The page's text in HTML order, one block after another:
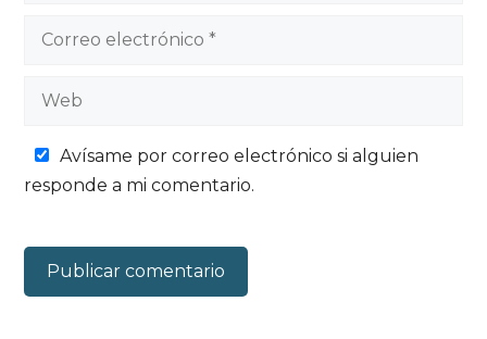
Avísame por correo electrónico si alguien
responde a mi comentario.